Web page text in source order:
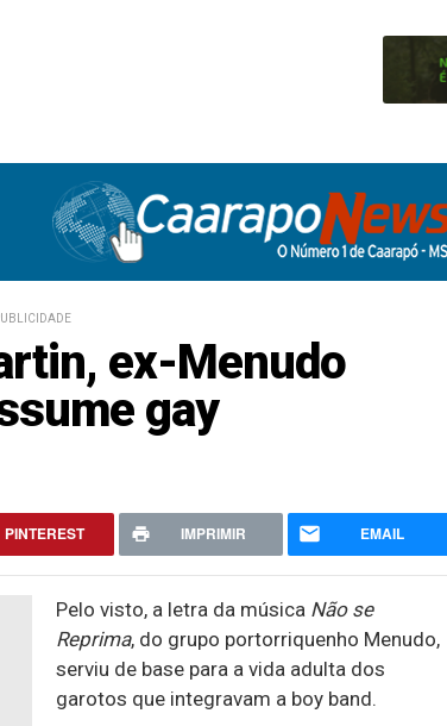
ex-Menudo
gay
PINTEREST IMPRIMIR EMAIL
Pelo visto, a letra da música Não se
Reprima, do grupo portorriquenho Menudo,
serviu de base para a vida adulta dos
garotos que integravam a boy band.